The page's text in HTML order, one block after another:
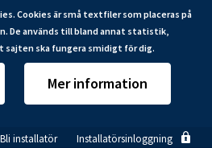
Cookies är små textfiler som placeras på
De används till bland annat statistik,
sajten ska fungera smidigt för dig.
Mer information
Bli installatör Installatörsinloggning